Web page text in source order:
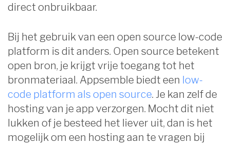
direct onbruikbaar.
Bij het gebruik van een open source low-code
platform is dit anders. Open source betekent
open bron, je krijgt vrije toegang tot het
bronmateriaal. Appsemble biedt een low-
code platform als open source. Je kan zelf de
hosting van je app verzorgen. Mocht dit niet
lukken of je besteed het liever uit, dan is het
mogelijk om een hosting aan te vragen bij